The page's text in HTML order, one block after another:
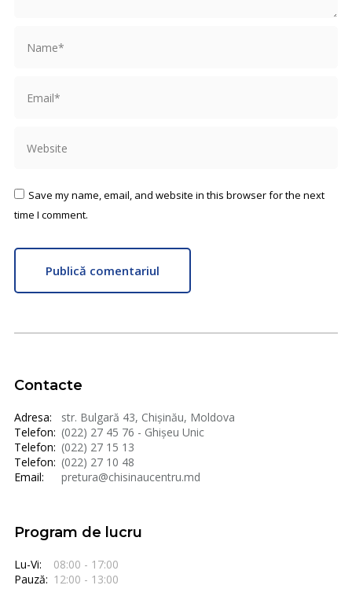
Save my name, email, and website in this browser for the next
time I comment.
Publică comentariul
Contacte
Adresa:
str. Bulgară 43, Chișinău, Moldova
Telefon: (022) 27 45 76 - Ghișeu Unic
Telefon: (022) 27 15 13
Telefon: (022) 27 10 48
Email:
pretura@chisinaucentru.md
Program de lucru
Lu-Vi:
08:00 - 17:00
Pauză: 12:00 - 13:00